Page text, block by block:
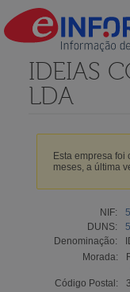
IDEIAS
LDA
Esta empresa foi
meses, a última
NIF:
DUNS:
Denominação:
Morada:
Código Postal: